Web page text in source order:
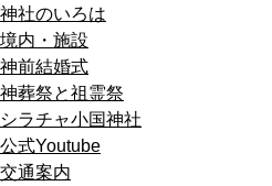
神社のいろは
境内・施設
神前結婚式
神葬祭と祖霊祭
シラチャ小国神社
公式Youtube
交通案内